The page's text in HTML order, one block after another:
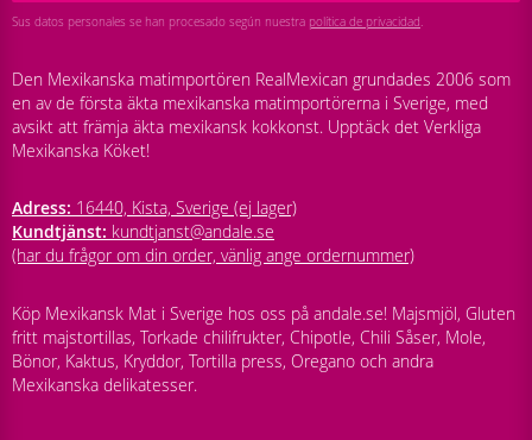
Sus datos personales se han procesado según nuestra política de privacidad.
Den Mexikanska matimportören RealMexican grundades 2006 som
en av de första äkta mexikanska matimportörerna i Sverige, med
avsikt att främja äkta mexikansk kokkonst. Upptäck det Verkliga
Mexikanska Köket!
Adress: 16440, Kista, Sverige (ej lager)
Kundtjänst: kundtjanst@andale.se
(har du frågor om din order, vänlig ange ordernummer)
Köp Mexikansk Mat i Sverige hos oss på andale.se! Majsmjöl, Gluten
fritt majstortillas, Torkade chilifrukter, Chipotle, Chili Såser, Mole,
Bönor, Kaktus, Kryddor, Tortilla press, Oregano och andra
Mexikanska delikatesser.